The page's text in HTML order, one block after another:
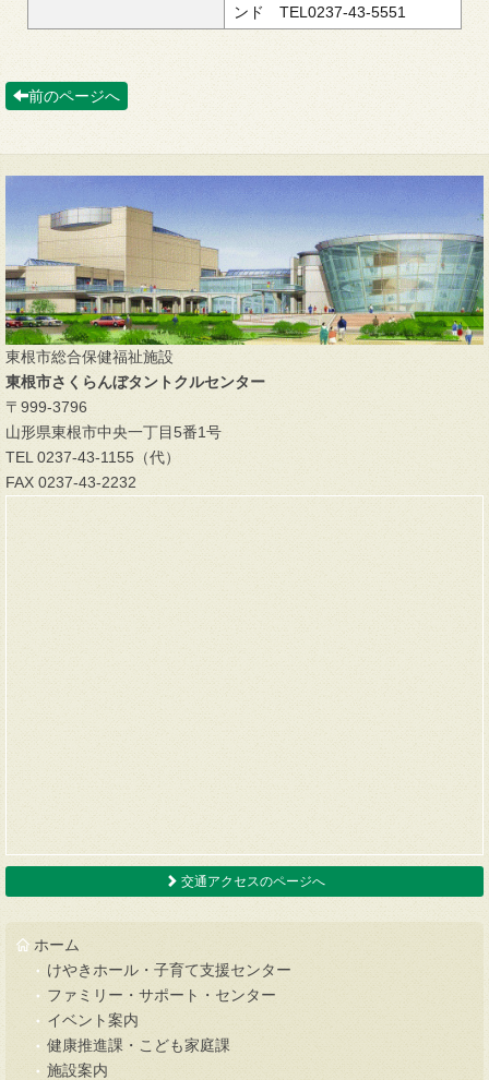
ンド TEL0237-43-5551
前のページへ
東根市総合保健福祉施設
東根市さくらんぼタントクルセンター
〒999-3796
山形県東根市中央一丁目5番1号
TEL 0237-43-1155（代）
FAX 0237-43-2232
交通アクセスのページへ
ホーム
けやきホール・子育て支援センター
ファミリー・サポート・センター
イベント案内
健康推進課・こども家庭課
施設案内